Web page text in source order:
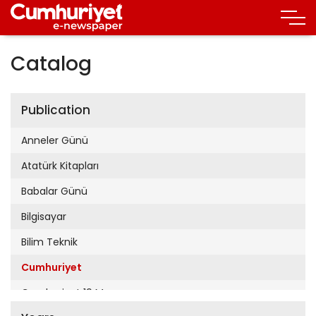
Catalog
Publication
Anneler Günü
Atatürk Kitapları
Babalar Günü
Bilgisayar
Bilim Teknik
Cumhuriyet
Cumhuriyet 19 Mayıs